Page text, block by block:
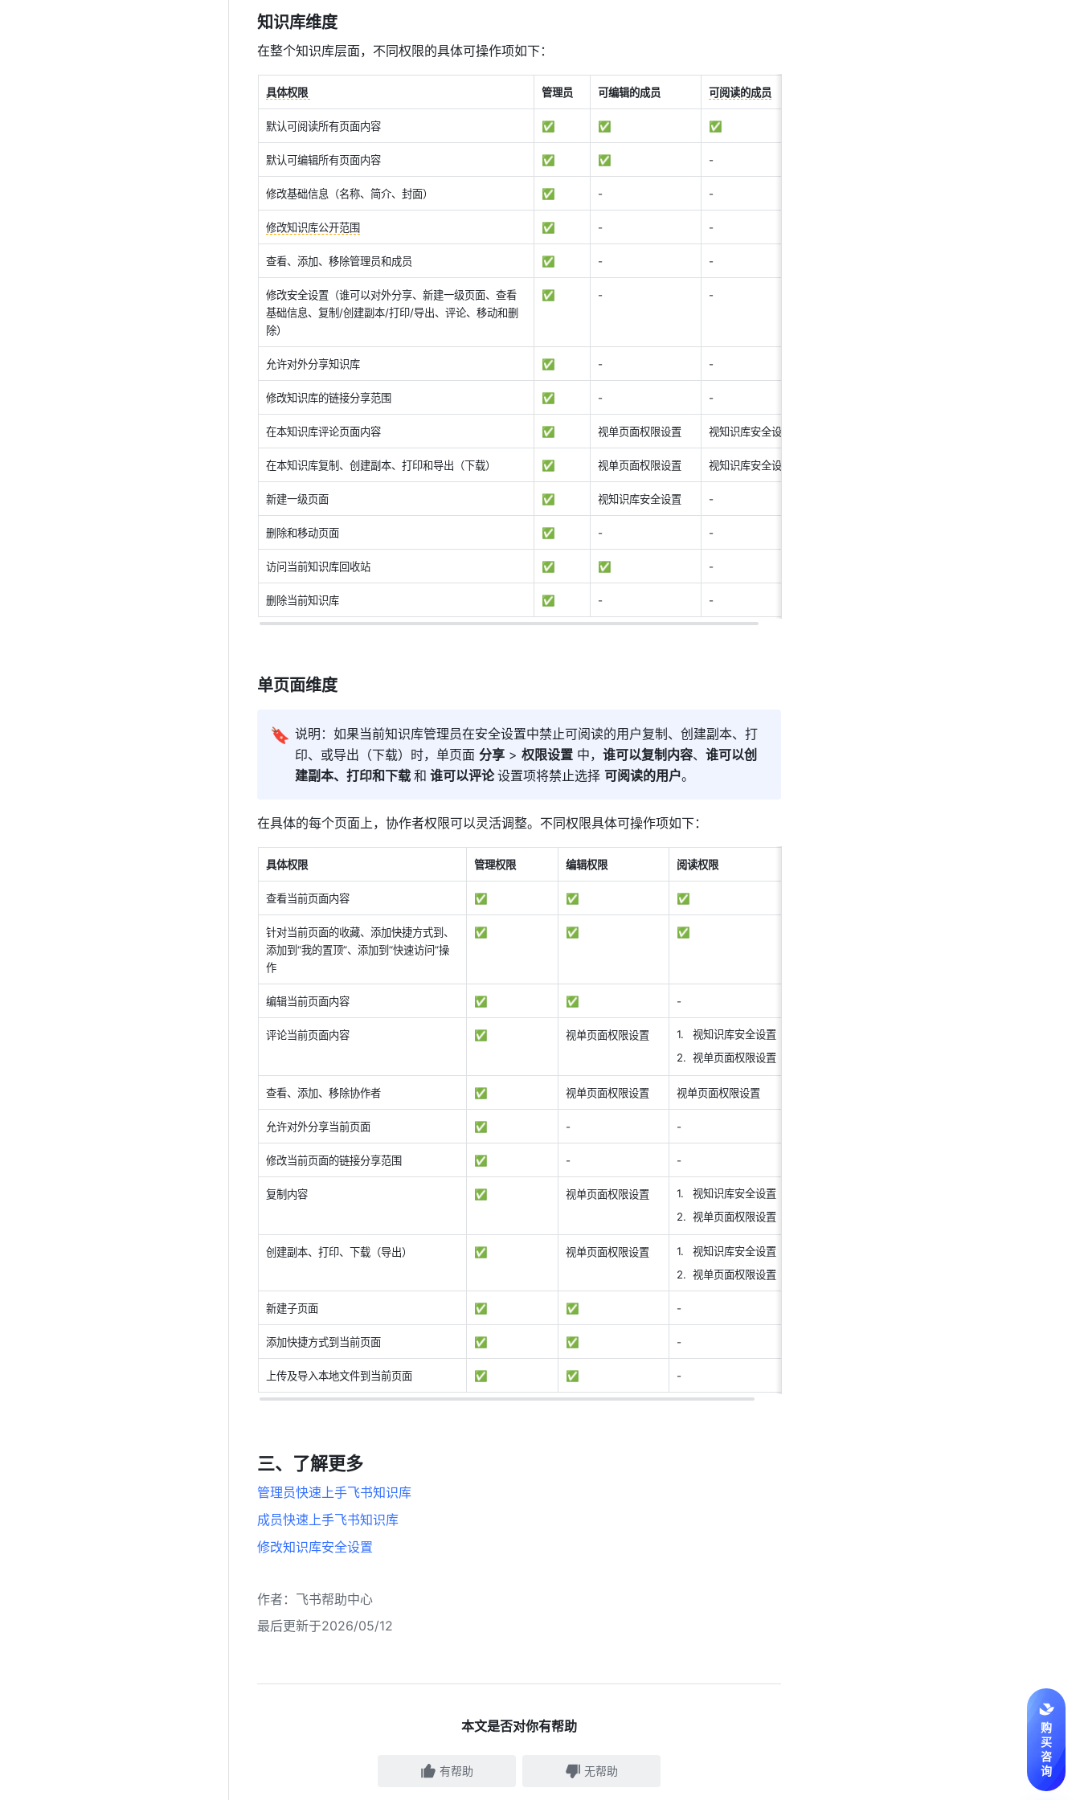
知识库维度
在整个知识库层面，不同权限的具体可操作项如下：
具体权限 管理员 可编辑的成员 可阅读的成员
默认可阅读所有页面内容 ✅ ✅ ✅
默认可编辑所有页面内容 ✅ ✅ -
修改基础信息（名称、简介、封面） ✅ - -
修改知识库公开范围 ✅ - -
查看、添加、移除管理员和成员 ✅ - -
修改安全设置（谁可以对外分享、新建一级页面、查看
基础信息、复制/创建副本/打印/导出、评论、移动和删
除）
✅ - -
允许对外分享知识库 ✅ - -
修改知识库的链接分享范围 ✅ - -
在本知识库评论页面内容 ✅ 视单页面权限设置 视知识库安全设置
在本知识库复制、创建副本、打印和导出（下载） ✅ 视单页面权限设置 视知识库安全设置
新建一级页面 ✅ 视知识库安全设置 -
删除和移动页面 ✅ - -
访问当前知识库回收站 ✅ ✅ -
删除当前知识库 ✅ - -
单页面维度
🔖 说明：如果当前知识库管理员在安全设置中禁止可阅读的用户复制、创建副本、打
印、或导出（下载）时，单页面 分享 > 权限设置 中， 谁可以复制内容、 谁可以创
建副本、打印和下载 和 谁可以评论 设置项将禁止选择 可阅读的用户。
在具体的每个页面上，协作者权限可以灵活调整。不同权限具体可操作项如下：
具体权限 管理权限 编辑权限 阅读权限
查看当前页面内容 ✅ ✅ ✅
针对当前页面的收藏、添加快捷方式到、
添加到“我的置顶”、添加到“快速访问”操
作
✅ ✅ ✅
编辑当前页面内容 ✅ ✅ -
评论当前页面内容 ✅ 视单页面权限设置
视知识库安全设置
视单页面权限设置
查看、添加、移除协作者 ✅ 视单页面权限设置 视单页面权限设置
允许对外分享当前页面 ✅ - -
修改当前页面的链接分享范围 ✅ - -
复制内容 ✅ 视单页面权限设置
视知识库安全设置
视单页面权限设置
创建副本、打印、下载（导出） ✅ 视单页面权限设置
视知识库安全设置
视单页面权限设置
新建子页面 ✅ ✅ -
添加快捷方式到当前页面 ✅ ✅ -
上传及导入本地文件到当前页面 ✅ ✅ -
三、了解更多
管理员快速上手飞书知识库
成员快速上手飞书知识库
修改知识库安全设置
作者 ： 飞书帮助中心
最后更新于2026/05/12
本文是否对你有帮助
有帮助 无帮助
购
买
咨
询